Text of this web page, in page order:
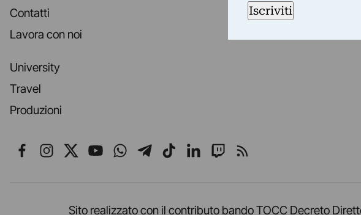
Contatti
Lavora con noi
University
Travel
Produzioni
Seguici su Facebook
Seguici su Instagram
Seguici su X
Seguici su YouTube
Seguici su WhatsApp
Seguici su Telegram
Seguici su TikTok
Seguici su LinkedIn
Seguici su Twitch
Seguici su Rss
Sito realizzato con il contributo bando TOCC Decreto
Iscriviti